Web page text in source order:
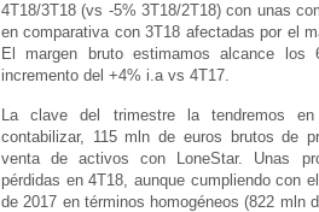
4T18/3T18 (vs -5% 3T18/2T18) con unas
en comparativa con 3T18 afectadas por el
El margen bruto estimamos alcance
incremento del +4% i.a vs 4T17.
La clave del trimestre la tendremos
contabilizar, 115 mln de euros brutos de
venta de activos con LoneStar. Unas
pérdidas en 4T18, aunque cumpliendo con
de 2017 en términos homogéneos (822 mln